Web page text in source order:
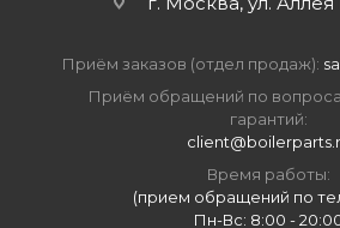
Приём заказов (отдел продаж):
Приём обращений по
гарантий:
Время работы:
(прием обращений по
Пн-Вс: 8:00 -